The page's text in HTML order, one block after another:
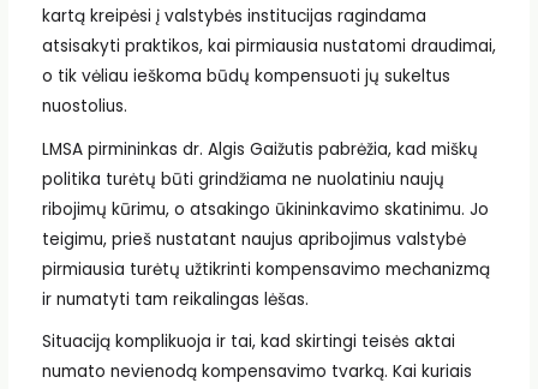
kartą kreipėsi į valstybės institucijas ragindama
atsisakyti praktikos, kai pirmiausia nustatomi draudimai,
o tik vėliau ieškoma būdų kompensuoti jų sukeltus
nuostolius.
LMSA pirmininkas dr. Algis Gaižutis pabrėžia, kad miškų
politika turėtų būti grindžiama ne nuolatiniu naujų
ribojimų kūrimu, o atsakingo ūkininkavimo skatinimu. Jo
teigimu, prieš nustatant naujus apribojimus valstybė
pirmiausia turėtų užtikrinti kompensavimo mechanizmą
ir numatyti tam reikalingas lėšas.
Situaciją komplikuoja ir tai, kad skirtingi teisės aktai
numato nevienodą kompensavimo tvarką. Kai kuriais